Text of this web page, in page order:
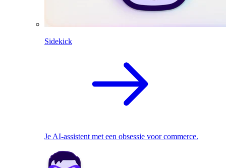
Sidekick
Je AI-assistent met een obsessie voor commerce.